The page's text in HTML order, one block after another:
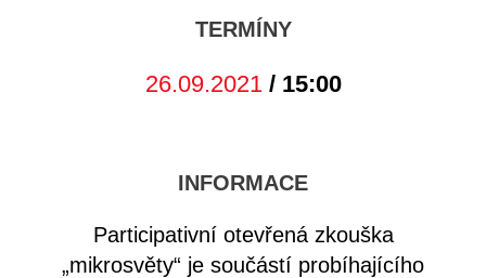
TERMÍNY
26.09.2021/ 15:00
INFORMACE
Participativní otevřená zkouška
„mikrosvěty“ je součástí probíhajícího